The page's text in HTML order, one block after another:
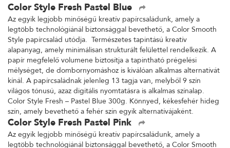
Color Style Fresh Pastel Blue
Az egyik legjobb minőségű kreatív papírcsaládunk, amely a
legtöbb technológiánál biztonsággal bevethető, a Color Smooth
Style papírcsalád utódja. Természetes tapintású kreatív
alapanyag, amely minimálisan strukturált felülettel rendelkezik. A
papír megfelelő volumene biztosítja a tapintható prégelési
mélységet, de dombornyomáshoz is kiválóan alkalmas alternatívát
kínál. A papírcsaládnak jelenleg 13 tagja van, melyből 9 szín
világos tónusú, azaz digitális nyomtatásra is alkalmas színalap.
Color Style Fresh – Pastel Blue 300g. Könnyed, kékesfehér hideg
szín, amely bevethető a fehér szín egyik alternatívájaként.
Color Style Fresh Pastel Pink
Az egyik legjobb minőségű kreatív papírcsaládunk, amely a
legtöbb technológiánál biztonsággal bevethető, a Color Smooth